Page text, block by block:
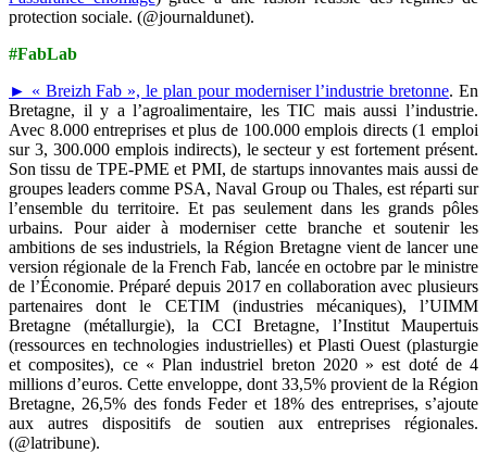
protection sociale. (@journaldunet).
#FabLab
► « Breizh Fab », le plan pour moderniser l’industrie bretonne. En
Bretagne, il y a l’agroalimentaire, les TIC mais aussi l’industrie.
Avec 8.000 entreprises et plus de 100.000 emplois directs (1 emploi
sur 3, 300.000 emplois indirects), le secteur y est fortement présent.
Son tissu de TPE-PME et PMI, de startups innovantes mais aussi de
groupes leaders comme PSA, Naval Group ou Thales, est réparti sur
l’ensemble du territoire. Et pas seulement dans les grands pôles
urbains. Pour aider à moderniser cette branche et soutenir les
ambitions de ses industriels, la Région Bretagne vient de lancer une
version régionale de la French Fab, lancée en octobre par le ministre
de l’Économie. Préparé depuis 2017 en collaboration avec plusieurs
partenaires dont le CETIM (industries mécaniques), l’UIMM
Bretagne (métallurgie), la CCI Bretagne, l’Institut Maupertuis
(ressources en technologies industrielles) et Plasti Ouest (plasturgie
et composites), ce « Plan industriel breton 2020 » est doté de 4
millions d’euros. Cette enveloppe, dont 33,5% provient de la Région
Bretagne, 26,5% des fonds Feder et 18% des entreprises, s’ajoute
aux autres dispositifs de soutien aux entreprises régionales.
(@latribune).